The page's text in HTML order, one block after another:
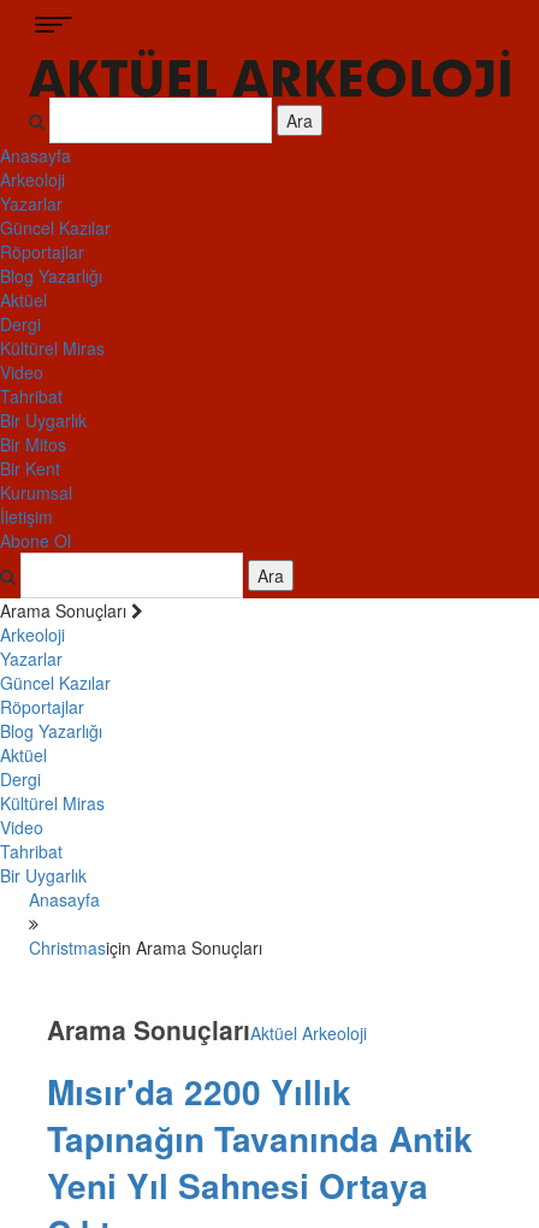
Ara
Anasayfa
Arkeoloji
Yazarlar
Güncel Kazılar
Röportajlar
Blog Yazarlığı
Aktüel
Dergi
Kültürel Miras
Video
Tahribat
Bir Uygarlık
Bir Mitos
Bir Kent
Kurumsal
İletişim
Abone Ol
Ara
Arama Sonuçları
Arkeoloji
Yazarlar
Güncel Kazılar
Röportajlar
Blog Yazarlığı
Aktüel
Dergi
Kültürel Miras
Video
Tahribat
Bir Uygarlık
Anasayfa
Christmasiçin Arama Sonuçları
Arama SonuçlarıAktüel Arkeoloji
Mısır'da 2200 Yıllık
Tapınağın Tavanında Antik
Yeni Yıl Sahnesi Ortaya